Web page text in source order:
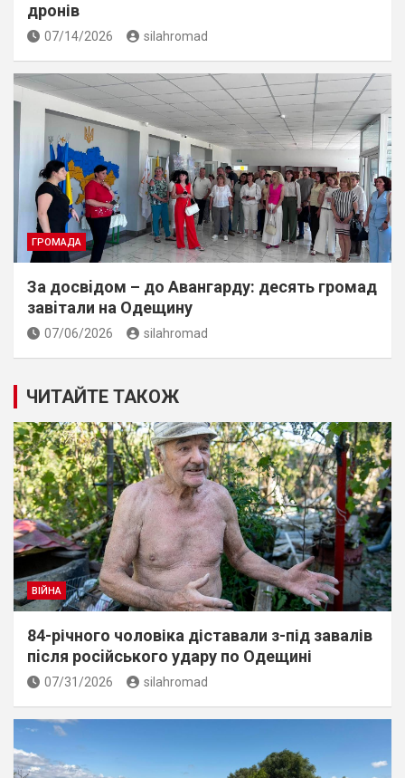
дронів
07/14/2026 silahromad
ГРОМАДА
За досвiдом – до Авангарду: десять громад
завiтали на Одещину
07/06/2026 silahromad
ЧИТАЙТЕ ТАКОЖ
ВІЙНА
84-річного чоловіка діставали з-під завалів
пiсля росiйського удару по Одещині
07/31/2026 silahromad